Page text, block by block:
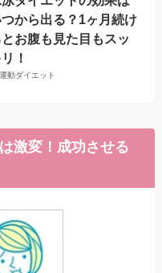
から出る？1ヶ月続け
お腹も見た目もスッ
！
運動ダイエット
激変！成功させる